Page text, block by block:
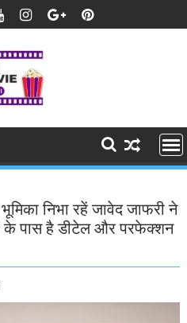
निभा रहें जावेद जाफरी ने
के पास है डीटेल और परफेक्शन